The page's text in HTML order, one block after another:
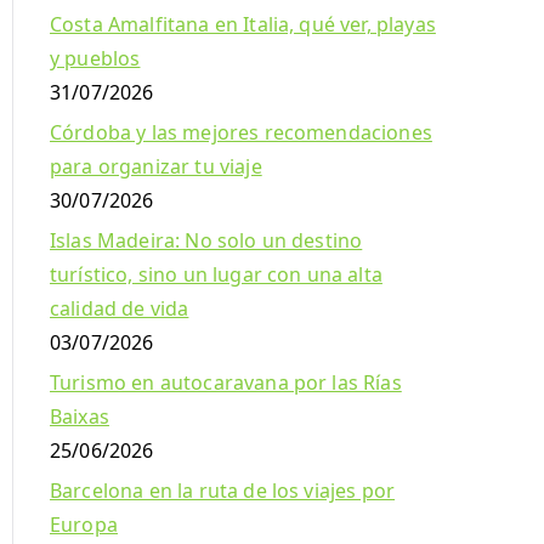
Costa Amalfitana en Italia, qué ver, playas
y pueblos
31/07/2026
Córdoba y las mejores recomendaciones
para organizar tu viaje
30/07/2026
Islas Madeira: No solo un destino
turístico, sino un lugar con una alta
calidad de vida
03/07/2026
Turismo en autocaravana por las Rías
Baixas
25/06/2026
Barcelona en la ruta de los viajes por
Europa